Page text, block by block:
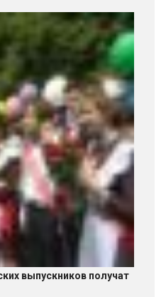
выпускников получат